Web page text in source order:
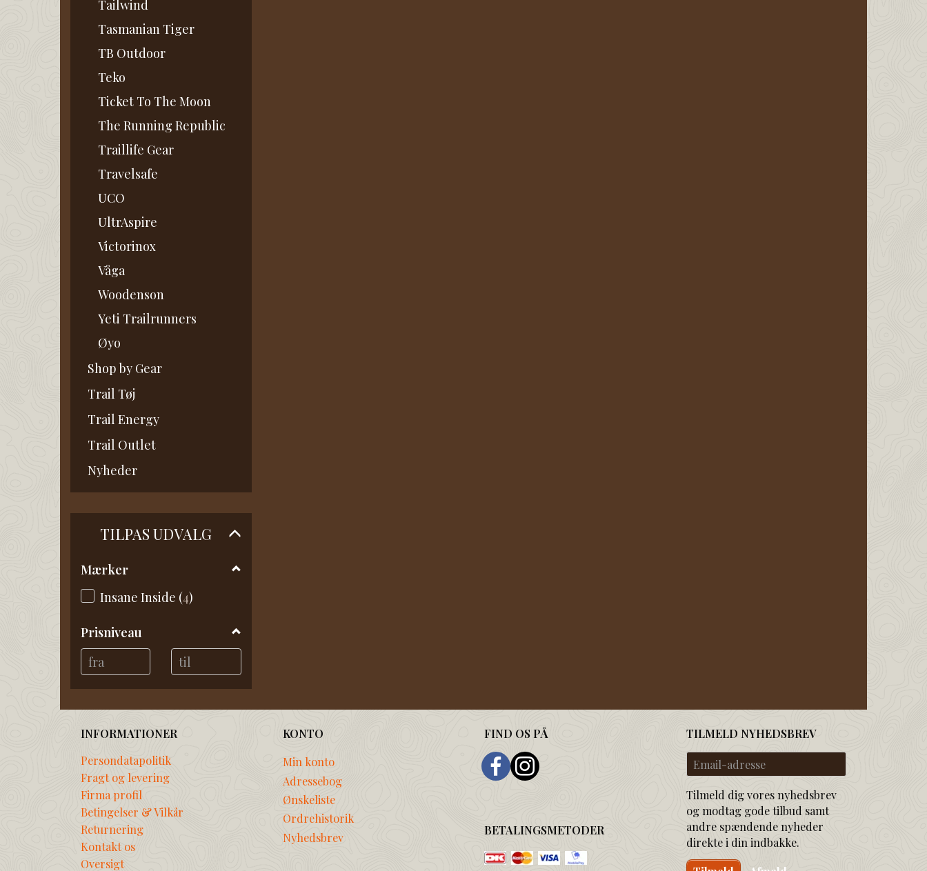
Tailwind
Tasmanian Tiger
TB Outdoor
Teko
Ticket To The Moon
The Running Republic
Traillife Gear
Travelsafe
UCO
UltrAspire
Victorinox
Våga
Woodenson
Yeti Trailrunners
Øyo
Shop by Gear
Trail Tøj
Trail Energy
Trail Outlet
Nyheder
TILPAS UDVALG
Mærker
Insane Inside (4)
Prisniveau
INFORMATIONER
Persondatapolitik
Fragt og levering
Firma profil
Betingelser & Vilkår
Returnering
Kontakt os
Oversigt
KONTO
Min konto
Adressebog
Ønskeliste
Ordrehistorik
Nyhedsbrev
FIND OS PÅ
BETALINGSMETODER
TILMELD NYHEDSBREV
Email-
adresse
Tilmeld dig vores nyhedsbrev
og modtag gode tilbud samt
andre spændende nyheder
direkte i din indbakke.